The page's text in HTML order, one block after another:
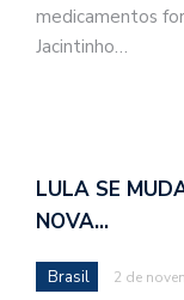
medicamentos
Jacintinho…
LULA SE
NOVA…
Brasil 2 de